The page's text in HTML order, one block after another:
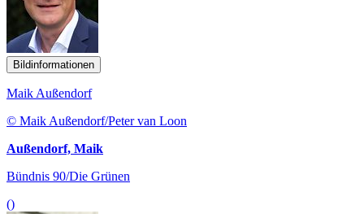
Bildinformationen
Maik Außendorf
© Maik Außendorf/Peter van Loon
Außendorf, Maik
Bündnis 90/Die Grünen
()